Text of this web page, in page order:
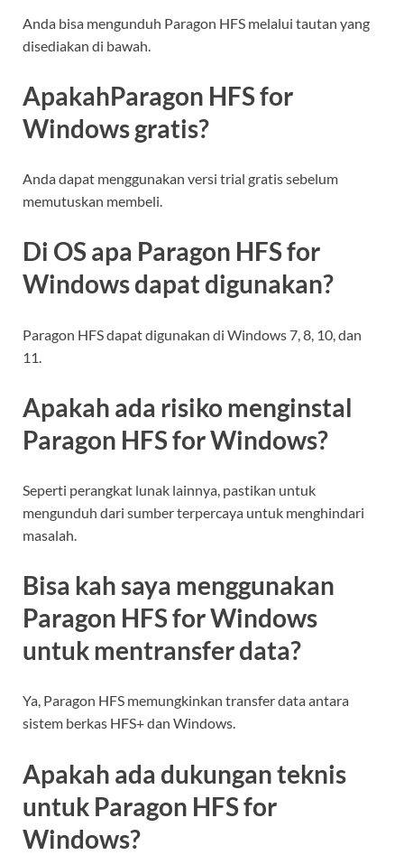
Anda bisa mengunduh Paragon HFS melalui tautan yang
disediakan di bawah.
ApakahParagon HFS for
Windows gratis?
Anda dapat menggunakan versi trial gratis sebelum
memutuskan membeli.
Di OS apa Paragon HFS for
Windows dapat digunakan?
Paragon HFS dapat digunakan di Windows 7, 8, 10, dan
11.
Apakah ada risiko menginstal
Paragon HFS for Windows?
Seperti perangkat lunak lainnya, pastikan untuk
mengunduh dari sumber terpercaya untuk menghindari
masalah.
Bisa kah saya menggunakan
Paragon HFS for Windows
untuk mentransfer data?
Ya, Paragon HFS memungkinkan transfer data antara
sistem berkas HFS+ dan Windows.
Apakah ada dukungan teknis
untuk Paragon HFS for
Windows?